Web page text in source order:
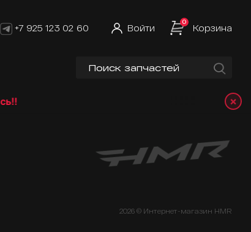
+7 925 123 02 60 Войти
0
Корзина
×
2026 © Интернет-магазин HMR